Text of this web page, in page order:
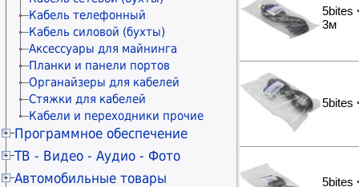
Органайзеры для кабелей
Стяжки для кабелей
Маркеры сетевые
Кабель телефонный
Кабель силовой (бухты)
Аксессуары для майнинга
Планки и панели портов
Органайзеры для кабелей
Стяжки для кабелей
Кабели и переходники прочие
Программное обеспечение
Антивирусы KASPERSKY
Антивирусы ESET NOD32
Антивирусы Dr.WEB
ТВ - Видео - Аудио - Фото
Телевизоры 20" - 29"
Автомобильные товары
5bites
3м
5bites
5bites